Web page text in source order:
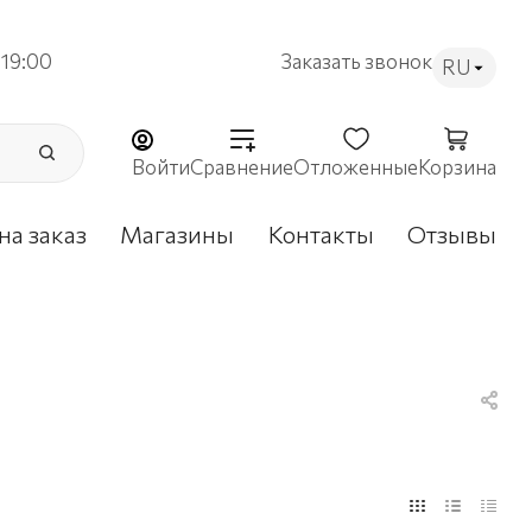
Заказать звонок RU
ВойтиСравнениеОтложенныеКорзина
заказ Магазины Контакты Отзывы